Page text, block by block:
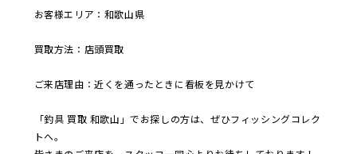
お客様エリア：和歌山県
買取方法：店頭買取
ご来店理由：近くを通ったときに看板を見かけて
「釣具 買取 和歌山」でお探しの方は、ぜひフィッシングコレク
トへ。